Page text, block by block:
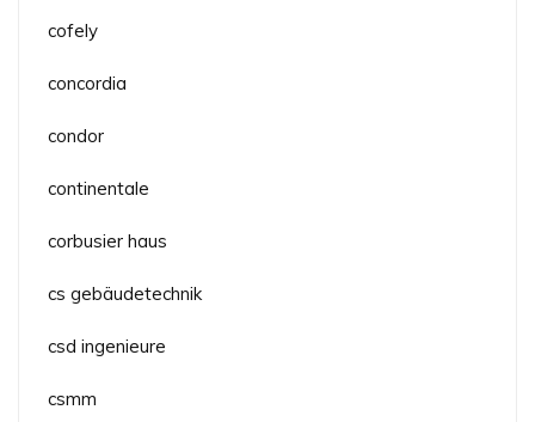
cofely
concordia
condor
continentale
corbusier haus
cs gebäudetechnik
csd ingenieure
csmm